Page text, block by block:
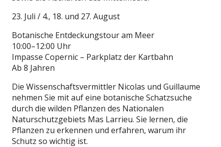
23. Juli / 4., 18. und 27. August
Botanische Entdeckungstour am Meer
10:00–12:00 Uhr
Impasse Copernic – Parkplatz der Kartbahn
Ab 8 Jahren
Die Wissenschaftsvermittler Nicolas und Guillaume
nehmen Sie mit auf eine botanische Schatzsuche
durch die wilden Pflanzen des Nationalen
Naturschutzgebiets Mas Larrieu. Sie lernen, die
Pflanzen zu erkennen und erfahren, warum ihr
Schutz so wichtig ist.